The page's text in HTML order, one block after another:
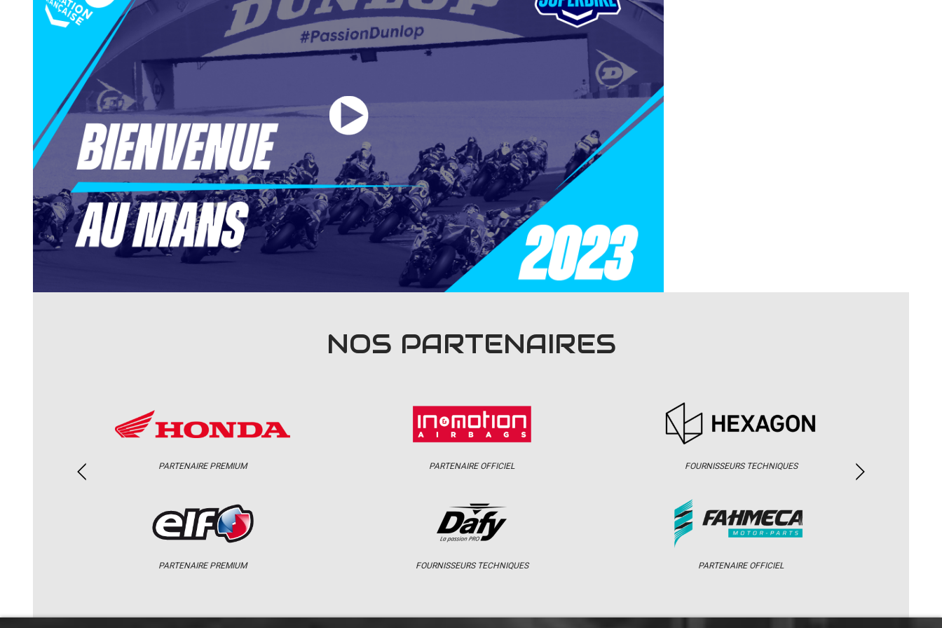
NOS PARTENAIRES
PARTENAIRE PREMIUM
PARTENAIRE PREMIUM
PARTENAIRE OFFICIEL
FOURNISSEURS TECHNIQUES
FOURNISSEURS TECHNIQUES
PARTENAIRE OFFICIEL